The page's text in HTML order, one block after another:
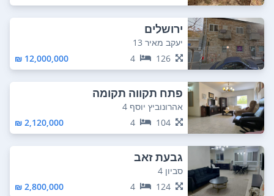
ירושלים
יעקב מאיר 13
126
4
12,000,000 ₪
פתח תקווה תקומה
אהרונוביץ יוסף 4
104
4
2,120,000 ₪
גבעת זאב
סביון 4
124
4
2,800,000 ₪